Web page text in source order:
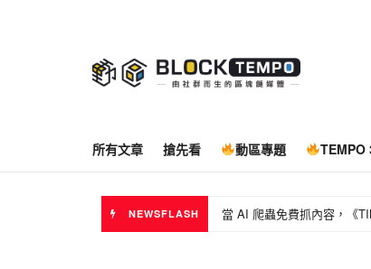
所有文章 搶先看 動區專題 TEMPO
NEWSFLASH 當 AI 爬蟲免費抓內容，《